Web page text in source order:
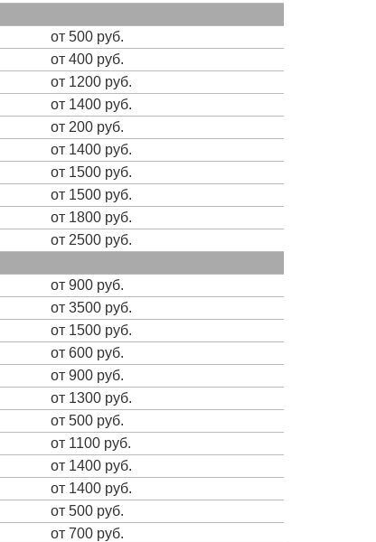
от 500 руб.
от 400 руб.
от 1200 руб.
от 1400 руб.
от 200 руб.
от 1400 руб.
от 1500 руб.
от 1500 руб.
от 1800 руб.
от 2500 руб.
от 900 руб.
от 3500 руб.
от 1500 руб.
от 600 руб.
от 900 руб.
от 1300 руб.
от 500 руб.
от 1100 руб.
от 1400 руб.
от 1400 руб.
от 500 руб.
от 700 руб.